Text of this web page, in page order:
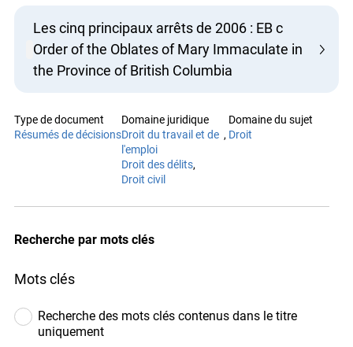
Les cinq principaux arrêts de 2006 : EB c
Order of the Oblates of Mary Immaculate
Type de document
Domaine juridique
Droit du travail et de
l'emploi
Droit des délits
Mots clés